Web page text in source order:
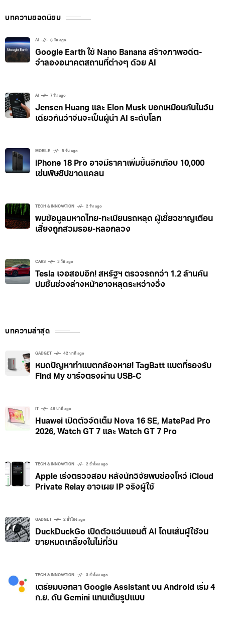
บทความยอดนิยม
AI 6 วัน ago
Google Earth ใช้ Nano Banana สร้างภาพอดีต-
จำลองอนาคตสถานที่ต่างๆ ด้วย AI
AI 7 วัน ago
Jensen Huang และ Elon Musk บอกเหมือนกันในวัน
เดียวกันว่าจีนจะเป็นผู้นำ AI ระดับโลก
MOBILE 5 วัน ago
iPhone 18 Pro อาจมีราคาเพิ่มขึ้นอีกเกือบ 10,000
เซ่นพิษชิปขาดแคลน
TECH & INNOVATION 2 วัน ago
พบข้อมูลมหาดไทย-ทะเบียนรถหลุด ผู้เชี่ยวชาญเตือน
เสี่ยงถูกสวมรอย-หลอกลวง
CARS 3 วัน ago
Tesla เจอสอบอีก! สหรัฐฯ ตรวจรถกว่า 1.2 ล้านคัน
ปมชิ้นช่วงล่างหน้าอาจหลุดระหว่างวิ่ง
บทความล่าสุด
GADGET 42 นาที ago
หมดปัญหาทำแบตกล้องหาย! TagBatt แบตที่รองรับ
Find My ชาร์จตรงผ่าน USB-C
48 นาที ago
Huawei เปิดตัวจัดเต็ม Nova 16 SE, MatePad Pro
2026, Watch GT 7 และ Watch GT 7 Pro
TECH & INNOVATION 2 ชั่วโมง ago
Apple เร่งตรวจสอบ หลังนักวิจัยพบช่องโหว่ iCloud
Private Relay อาจเผย IP จริงผู้ใช้
GADGET 2 ชั่วโมง ago
DuckDuckGo เปิดตัวแว่นแอนตี้ AI โดนเส้นผู้ใช้จน
ขายหมดเกลี้ยงในไม่กี่วัน
TECH & INNOVATION 3 ชั่วโมง ago
เตรียมบอกลา Google Assistant บน Android เริ่ม 4
ก.ย. ดัน Gemini แทนเต็มรูปแบบ